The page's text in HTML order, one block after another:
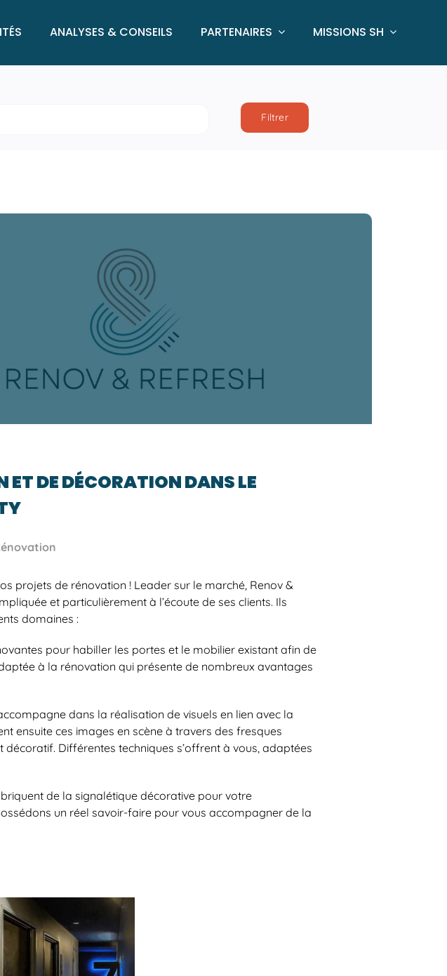
ANALYSES & CONSEILS PARTENAIRES MISSIONS SH
Filtrer
ET DE DÉCORATION DANS LE
projets de rénovation ! Leader sur le marché, Renov &
et particulièrement à l’écoute de ses clients. Ils
domaines :
pour habiller les portes et le mobilier existant afin de
à la rénovation qui présente de nombreux avantages
dans la réalisation de visuels en lien avec la
ensuite ces images en scène à travers des fresques
Différentes techniques s’offrent à vous, adaptées
de la signalétique décorative pour votre
un réel savoir-faire pour vous accompagner de la